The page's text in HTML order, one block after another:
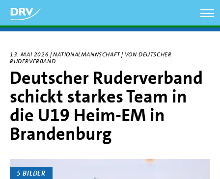
zum
Inhalt
13. MAI 2026 | NATIONALMANNSCHAFT | VON DEUTSCHER
RUDERVERBAND
Deutscher Ruderverband
schickt starkes Team in
die U19 Heim-EM in
Brandenburg
5 BILDER